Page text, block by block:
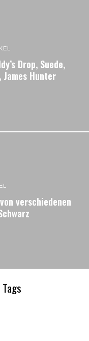
Drop, Suede,
Hunter
verschiedenen